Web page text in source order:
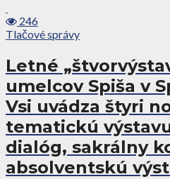
246
Tlačové správy
Letné
umelcov Spiša v
Vsi uvádza štyri
tematickú
dialóg, sakrálny
absolventskú